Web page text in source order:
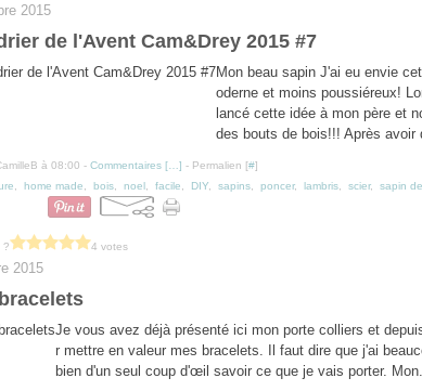
2015
de l'Avent Cam&Drey 2015 #7
Mon beau sapin J'ai eu envie
oderne et moins poussiéreux!
lancé cette idée à mon père et
des bouts de bois!!! Après avoir
à 08:00 - Commentaires [ ] - Permalien [#]
home made bois noel facile DIY sapins poncer, lambris scier, sapin
? 4 votes
2015
Je vous avez déjà présenté ici mon porte colliers et
r mettre en valeur mes bracelets. Il faut dire que j'ai
bien d'un seul coup d'œil savoir ce que je vais porter.